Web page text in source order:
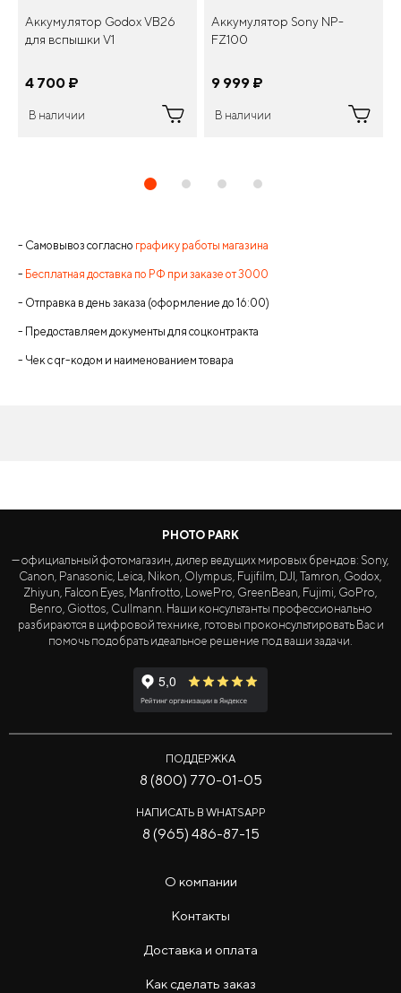
Аккумулятор Godox VB26
для вспышки V1
4 700 ¤
В наличии
Аккумулятор Sony NP-
FZ100
9 999 ¤
В наличии
- Самовывоз согласно графику работы магазина
- Бесплатная доставка по РФ при заказе от 3000
- Отправка в день заказа (оформление до 16:00)
- Предоставляем документы для соцконтракта
- Чек с qr-кодом и наименованием товара
PHOTO PARK
— официальный фотомагазин, дилер ведущих мировых брендов: Sony,
Canon, Panasonic, Leica, Nikon, Olympus, Fujifilm, DJI, Tamron, Godox,
Zhiyun, Falcon Eyes, Manfrotto, LowePro, GreenBean, Fujimi, GoPro,
Benro, Giottos, Cullmann. Наши консультанты профессионально
разбираются в цифровой технике, готовы проконсультировать Вас и
помочь подобрать идеальное решение под ваши задачи.
ПОДДЕРЖКА
8 (800) 770-01-05
НАПИСАТЬ В WHATSAPP
8 (965) 486-87-15
О компании
Контакты
Доставка и оплата
Как сделать заказ